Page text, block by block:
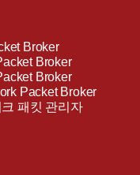
Broker
Broker
Broker
Packet Broker
패킷 관리자